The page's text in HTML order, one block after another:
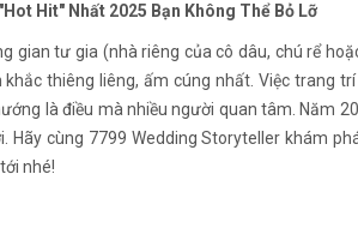
Hit" Nhất 2025 Bạn Không Thể Bỏ Lỡ
gian tư gia (nhà riêng của cô dâu, chú rể
thiêng liêng, ấm cúng nhất. Việc trang
là điều mà nhiều người quan tâm. Năm
cùng 7799 Wedding Storyteller khám
nhé!